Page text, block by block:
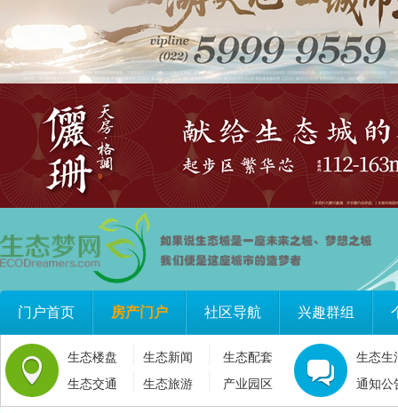
门户首页 房产门户 社区导航 兴趣群组
生态楼盘 生态新闻
生态配套
生态交通
生态旅游 产业园区
生态生
通知公